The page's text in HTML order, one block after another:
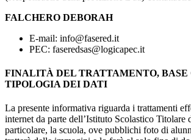
FALCHERO DEBORAH
E-mail: info@fasered.it
PEC: faseredsas@logicapec.it
FINALITÀ DEL TRATTAMENTO, BASE
TIPOLOGIA DEI DATI
La presente informativa riguarda i trattamenti
internet da parte dell’Istituto Scolastico Titolare
particolare, la scuola, ove pubblichi foto di